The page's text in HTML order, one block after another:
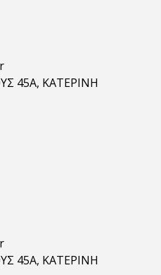
45Α, ΚΑΤΕΡΙΝΗ
45Α, ΚΑΤΕΡΙΝΗ